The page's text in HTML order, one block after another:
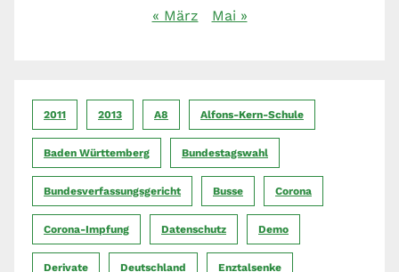
« März Mai »
2011 2013 A8 Alfons-Kern-Schule
Baden Württemberg Bundestagswahl
Bundesverfassungsgericht Busse Corona
Corona-Impfung Datenschutz Demo
Derivate Deutschland Enztalsenke